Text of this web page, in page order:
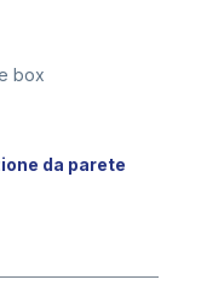
box
da parete